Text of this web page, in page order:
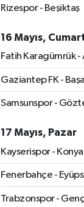
Rizespor - Beşiktaş
16 Mayıs,
Fatih Karagümrük -
Gaziantep FK -
Samsunspor -
17 Mayıs, Pazar
Kayserispor -
Fenerbahçe -
Trabzonspor -